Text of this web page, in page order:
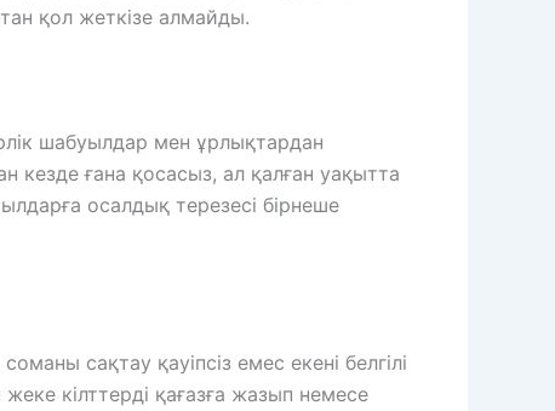
қол жеткізе алмайды.
шабуылдар мен ұрлықтардан
кезде ғана қосасыз, ал қалған уақытта
осалдық терезесі бірнеше
сақтау қауіпсіз емес екені белгілі
кілттерді қағазға жазып немесе